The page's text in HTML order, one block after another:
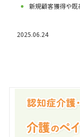
新規顧客獲得や
2025.06.24